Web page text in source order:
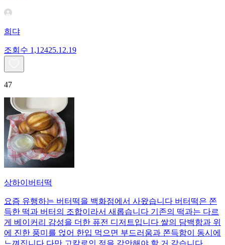
희댜
조회수 1,12425.12.19
47
상하이버터떡
요즘 유행하는 버터떡을 백화점에서 사왔습니다 버터떡은 쫀
득한 떡과 버터의 조합이라서 새롭습니다 기존의 떡과는 다르
게 베이커리 감성을 더한 퓨전 디저트입니다 쌀의 담백함과 위
에 진한 풍미를 얹어 한입 먹으면 부드러움과 쫀득함이 동시에